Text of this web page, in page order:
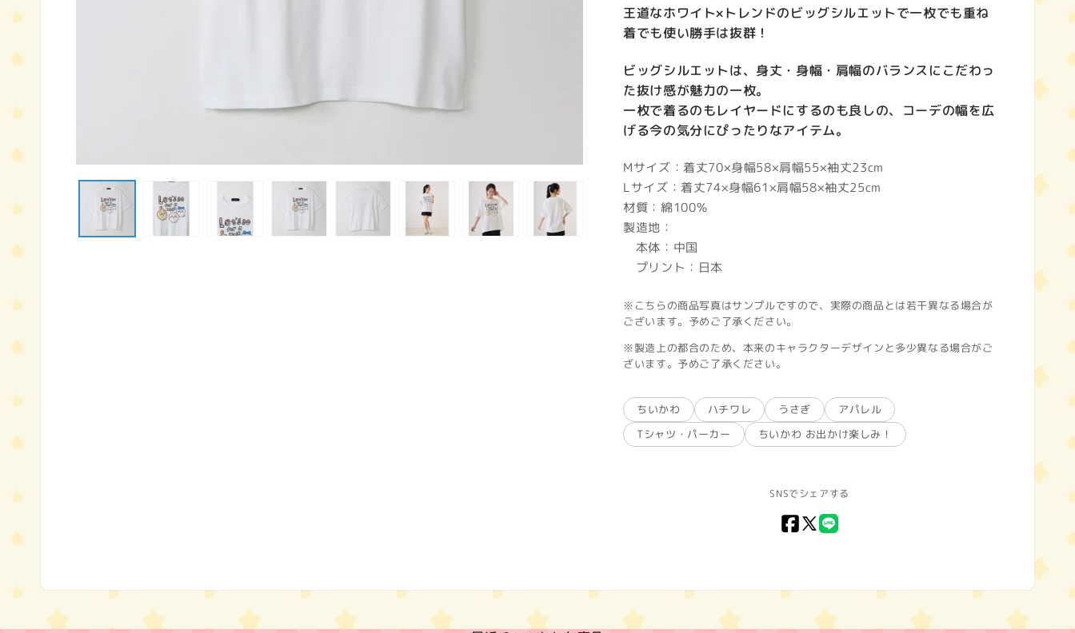
ー
る
か
販
売
き
ま
せ
ん
る
か
販
売
き
ま
せ
ん
王道なホワイト×トレンドのビッグシルエットで一枚でも重ね
着でも使い勝手は抜群！
ビッグシルエットは、身丈・身幅・肩幅のバランスにこだわっ
た抜け感が魅力の一枚。
一枚で着るのもレイヤードにするのも良しの、コーデの幅を広
げる今の気分にぴったりなアイテム。
Mサイズ：着丈70×身幅58×肩幅55×袖丈23cm
Lサイズ：着丈74×身幅61×肩幅58×袖丈25cm
材質：綿100％
製造地：
本体：中国
プリント：日本
※こちらの商品写真はサンプルですので、実際の商品とは若干異なる場合が
ございます。予めご了承ください。
※製造上の都合のため、本来のキャラクターデザインと多少異なる場合がご
ざいます。予めご了承ください。
ちいかわ ハチワレ うさぎ
アパレル
Tシャツ・パーカー
ちいかわ お出かけ楽しみ！
SNSでシェアする
Facebook
X